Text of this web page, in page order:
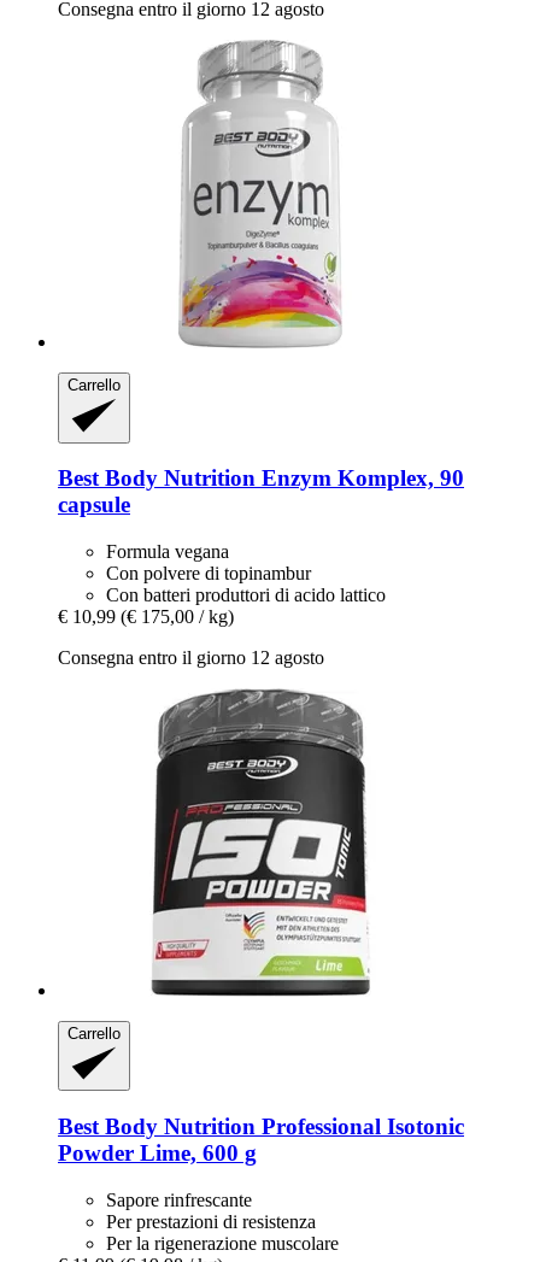
Consegna entro il giorno 12 agosto
Carrello
Best Body Nutrition Enzym Komplex, 90
capsule
Formula vegana
Con polvere di topinambur
Con batteri produttori di acido lattico
€ 10,99 (€ 175,00 / kg)
Consegna entro il giorno 12 agosto
Carrello
Best Body Nutrition Professional Isotonic
Powder Lime, 600 g
Sapore rinfrescante
Per prestazioni di resistenza
Per la rigenerazione muscolare